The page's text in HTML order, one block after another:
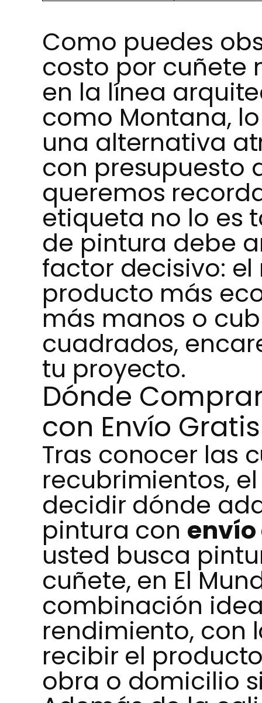
Como puedes
costo por cuñete
en la línea
como Montana,
una alternativa
con presupuesto
queremos
etiqueta no lo es
de pintura debe
factor decisivo:
producto más
más manos o
cuadrados,
tu proyecto.
Dónde
con Envío
Tras conocer las
recubrimientos,
decidir dónde
pintura con
usted busca
cuñete, en El
combinación
rendimiento, con
recibir el
obra o domicilio